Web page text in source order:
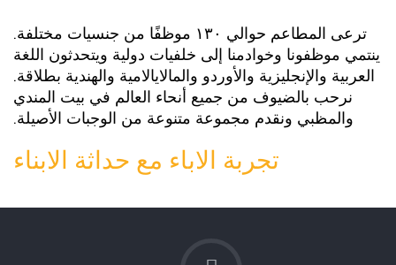
ترعى المطاعم حوالي ١٣٠ موظفًا من جنسيات مختلفة.
موظفونا وخوادمنا إلى خلفيات دولية ويتحدثون اللغة
والإنجليزية والأوردو والمالايالامية والهندية بطلاقة.
نرحب بالضيوف من جميع أنحاء العالم في بيت المندي
والمظبي ونقدم مجموعة متنوعة من الوجبات الأصيلة.
تجربة الاباء مع حداثة الابناء